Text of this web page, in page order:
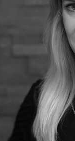
SALON-
INHABER